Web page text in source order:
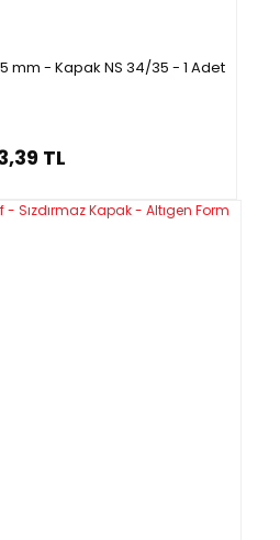
mm - Kapak NS 34/35 - 1 Adet
TL